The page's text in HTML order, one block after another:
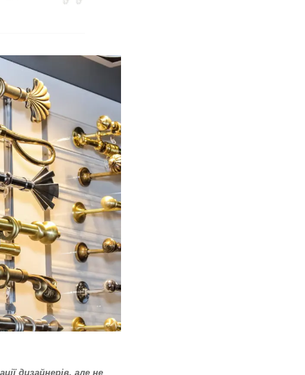
дизайнерів, але не